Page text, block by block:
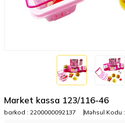
Market kassa 123/116-46
barkod : 2200000092137 Məhsul Kodu :